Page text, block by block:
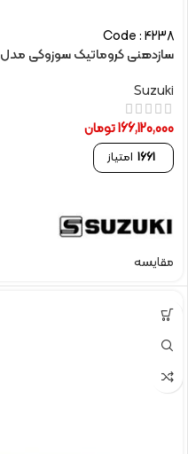
Code : 4238
سازدهنی کروماتیک سوزوکی مدل G-48
Suzuki
166,120,000تومان
1661 امتیاز
مقایسه